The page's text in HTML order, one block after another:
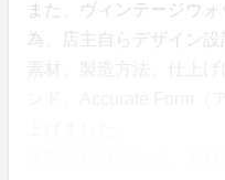
また、ヴィンテージウ
為、店主自らデザイン設